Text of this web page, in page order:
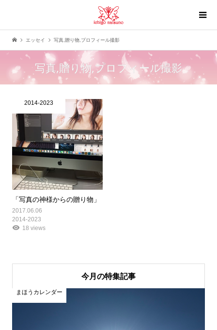
エッセイ 写真,贈り物,プロフィール撮影
写真,贈り物,プロフィール撮影
2014-2023
「写真の神様からの贈り物」
2017.06.06
2014-2023
18 views
今月の特集記事
まほうカレンダー